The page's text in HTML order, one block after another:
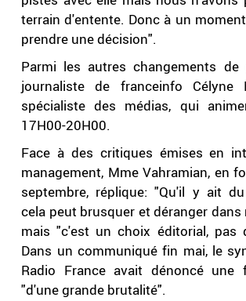
terrain d'entente. Donc à un
prendre une décision".
Parmi les autres changements de
journaliste de franceinfo Célyne
spécialiste des médias, qui
17H00-20H00.
Face à des critiques émises en
management, Mme Vahramian, en
septembre, réplique: "Qu'il y ait
cela peut brusquer et déranger
mais "c'est un choix éditorial, pas
Dans un communiqué fin mai, le
Radio France avait dénoncé une
"d'une grande brutalité".